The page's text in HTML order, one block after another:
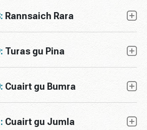
Rannsaich Rara
Turas gu Pina
Cuairt gu Bumra
Cuairt gu Jumla